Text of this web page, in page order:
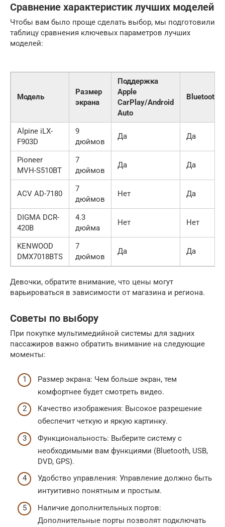
Сравнение характеристик лучших моделей
Чтобы вам было проще сделать выбор, мы подготовили
таблицу сравнения ключевых параметров лучших
моделей:
Модель
Размер
экрана
Поддержка
Apple
CarPlay/Android
Auto
Bluetooth
Alpine iLX-
F903D
9
дюймов
Да Да
Pioneer
MVH-S510BT
7
дюймов
Да Да
ACV AD-7180
7
дюймов
Нет Да
DIGMA DCR-
420B
4.3
дюйма
Нет Нет
KENWOOD
DMX7018BTS
7
дюймов
Да Да
Девочки, обратите внимание, что цены могут
варьироваться в зависимости от магазина и региона.
Советы по выбору
При покупке мультимедийной системы для задних
пассажиров важно обратить внимание на следующие
моменты:
Размер экрана: Чем больше экран, тем
комфортнее будет смотреть видео.
Качество изображения: Высокое разрешение
обеспечит четкую и яркую картинку.
Функциональность: Выберите систему с
необходимыми вам функциями (Bluetooth, USB,
DVD, GPS).
Удобство управления: Управление должно быть
интуитивно понятным и простым.
Наличие дополнительных портов:
Дополнительные порты позволят подключать